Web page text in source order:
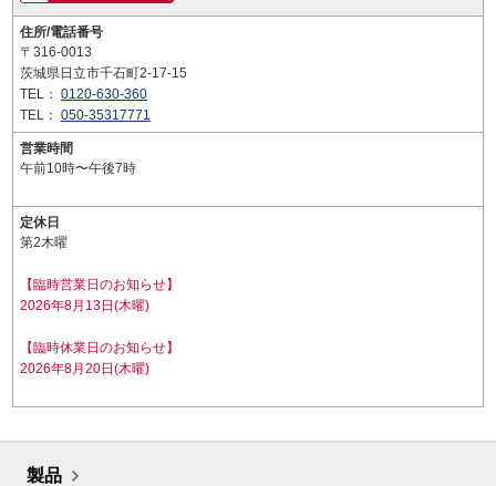
住所/電話番号
〒316-0013
茨城県日立市千石町2-17-15
TEL： 0120-630-360
TEL： 050-35317771
営業時間
午前10時〜午後7時
定休日
第2木曜
【臨時営業日のお知らせ】
2026年8月13日(木曜)
【臨時休業日のお知らせ】
2026年8月20日(木曜)
製品